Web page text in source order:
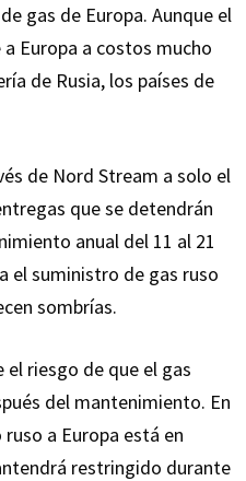
gas de Europa. Aunque el
a Europa a costos mucho
de Rusia, los países de
de Nord Stream a solo el
que se detendrán
anual del 11 al 21
el suministro de gas ruso
sombrías.
riesgo de que el gas
del mantenimiento. En
a Europa está en
restringido durante